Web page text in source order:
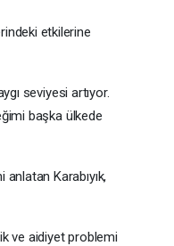
etkilerine
seviyesi artıyor.
başka ülkede
Karabıyık,
ve aidiyet problemi